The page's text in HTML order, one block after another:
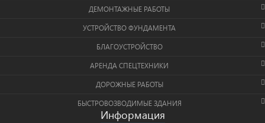
ДЕМОНТАЖНЫЕ РАБОТЫ
УСТРОЙСТВО ФУНДАМЕНТА
БЛАГОУСТРОЙСТВО
АРЕНДА СПЕЦТЕХНИКИ
ДОРОЖНЫЕ РАБОТЫ
БЫСТРОВОЗВОДИМЫЕ ЗДАНИЯ
Информация